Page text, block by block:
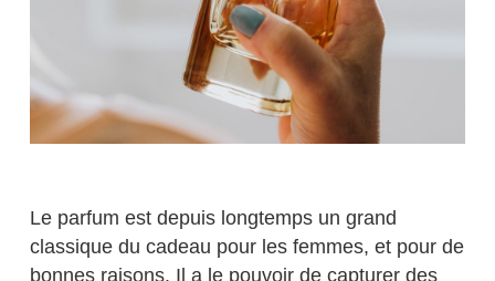
Le parfum est depuis longtemps un grand
classique du cadeau pour les femmes, et pour de
bonnes raisons. Il a le pouvoir de capturer des